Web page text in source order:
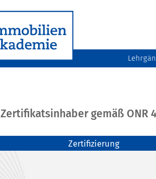
Zertifikatsinhaber gemäß ONR
Zertifizierung